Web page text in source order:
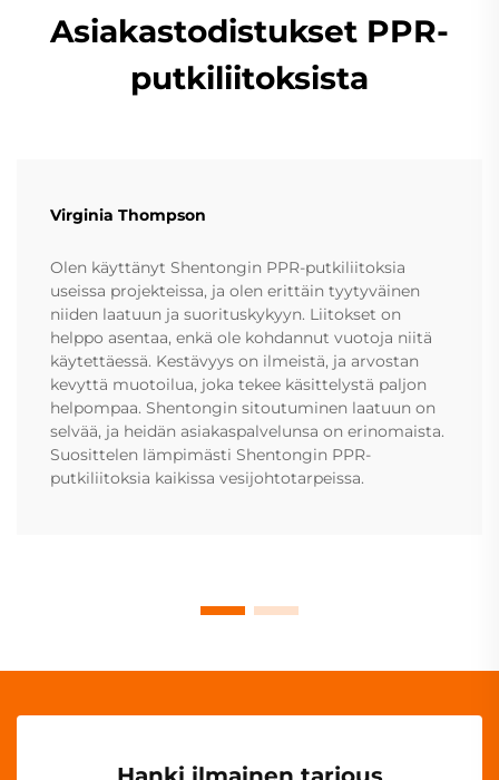
Asiakastodistukset PPR-
putkiliitoksista
Virginia Thompson
Olen käyttänyt Shentongin PPR-putkiliitoksia
useissa projekteissa, ja olen erittäin tyytyväinen
niiden laatuun ja suorituskykyyn. Liitokset on
helppo asentaa, enkä ole kohdannut vuotoja niitä
käytettäessä. Kestävyys on ilmeistä, ja arvostan
kevyttä muotoilua, joka tekee käsittelystä paljon
helpompaa. Shentongin sitoutuminen laatuun on
selvää, ja heidän asiakaspalvelunsa on erinomaista.
Suosittelen lämpimästi Shentongin PPR-
putkiliitoksia kaikissa vesijohtotarpeissa.